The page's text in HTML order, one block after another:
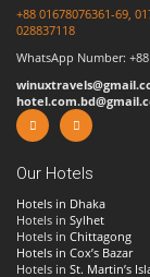
+88 01678076361-69,
028837118
WhatsApp Number: +88
Our Hotels
Hotels in Dhaka
Hotels in Sylhet
Hotels in Chittagong
Hotels in Cox’s Bazar
Hotels in St. Martin’s